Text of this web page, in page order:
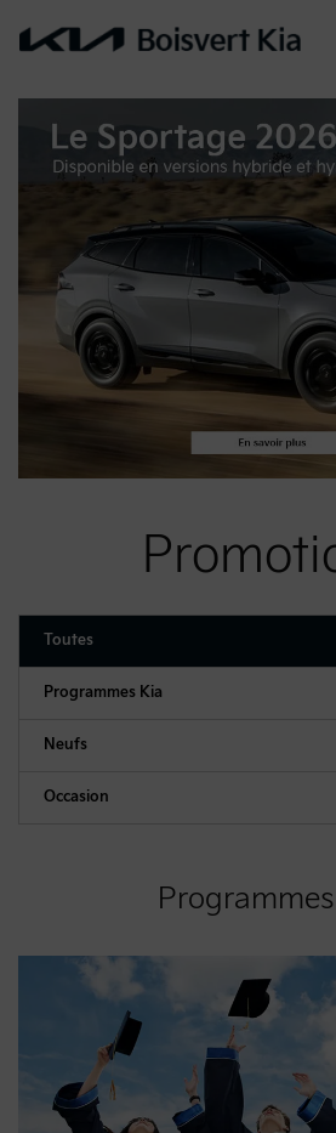
Toutes
Programmes Kia
Neufs
Occasion